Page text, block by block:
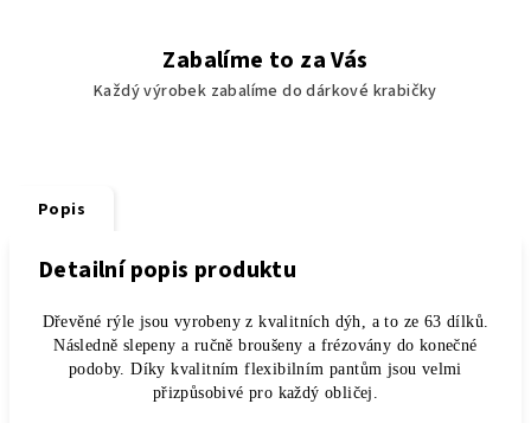
Zabalíme to za Vás
Každý výrobek zabalíme do dárkové krabičky
Popis
Detailní popis produktu
Dřevěné rýle jsou vyrobeny z kvalitních dýh, a to ze 63 dílků.
Následně slepeny a ručně broušeny a frézovány do konečné
podoby. Díky kvalitním flexibilním pantům jsou velmi
přizpůsobivé pro každý obličej.